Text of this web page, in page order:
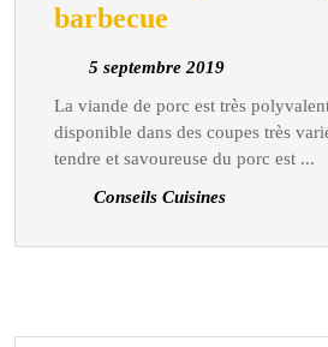
barbecue
pour
cuire
5
parties
du
5 septembre 20195
2019
La viande de porc est très
disponible dans des coupes très
tendre et savoureuse du porc est ...
Conseils Cuisines